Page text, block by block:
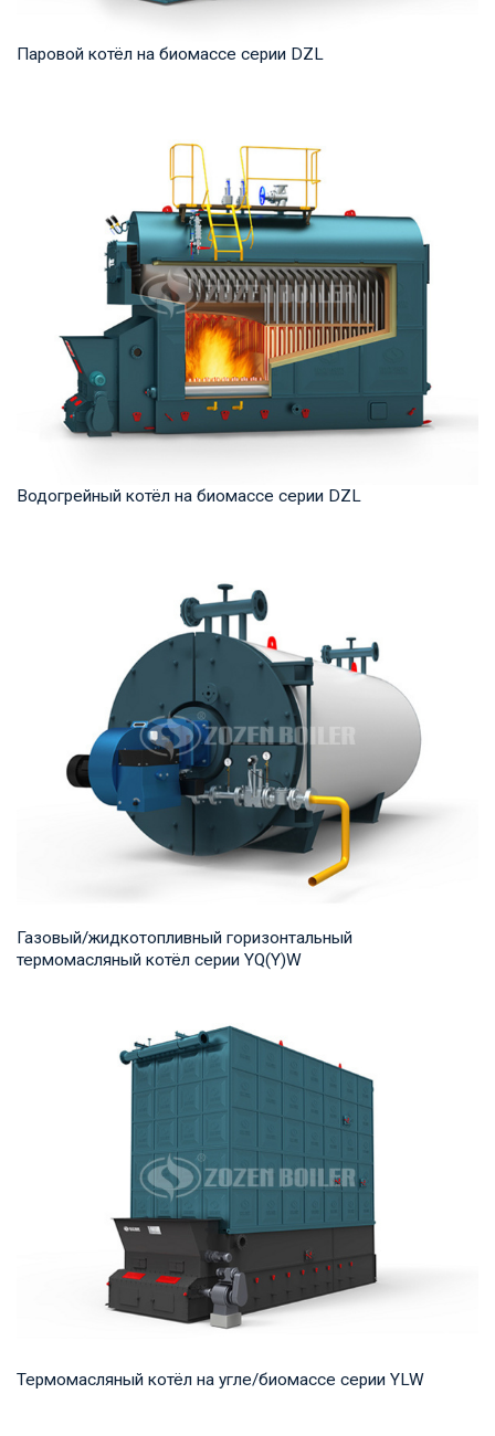
Паровой котёл на биомассе серии DZL
продукта: 2 – 20 т/ч Температура на выходе...
Водогрейный котёл на биомассе серии DZL
мощность продукта: 1,4-14 МВт Температура ...
Газовый/жидкотопливный горизонтальный
термомасляный котёл серии YQ(Y)W
мощность продукта: 700-14,000 кВт Температур...
Термомасляный котёл на угле/биомассе серии YLW